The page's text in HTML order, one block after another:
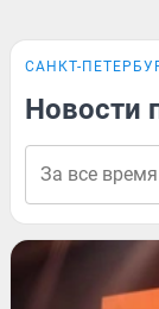
САНКТ-
Новости